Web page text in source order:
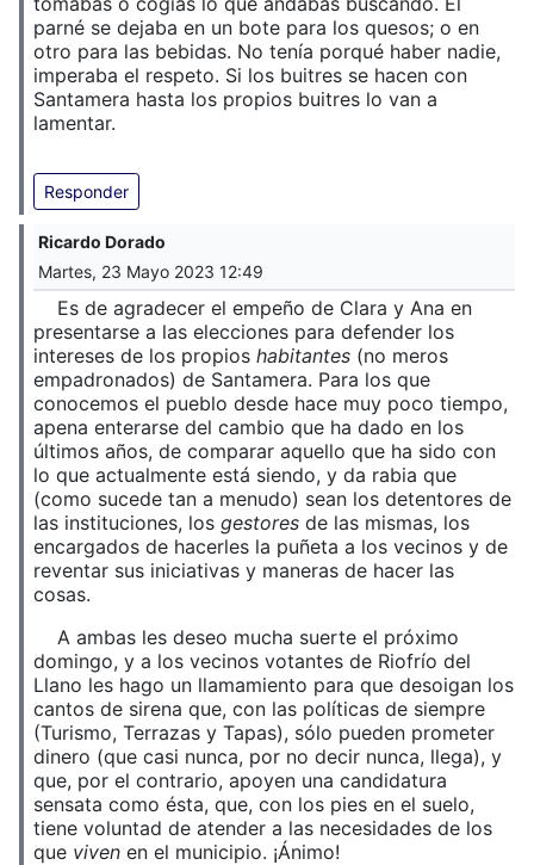
parné se dejaba en un bote para los quesos; o en
otro para las bebidas. No tenía porqué haber nadie,
imperaba el respeto. Si los buitres se hacen con
Santamera hasta los propios buitres lo van a
lamentar.
Responder
Ricardo Dorado
Martes, 23 Mayo 2023 12:49
Es de agradecer el empeño de Clara y Ana en
presentarse a las elecciones para defender los
intereses de los propios habitantes (no meros
empadronados) de Santamera. Para los que
conocemos el pueblo desde hace muy poco tiempo,
apena enterarse del cambio que ha dado en los
últimos años, de comparar aquello que ha sido con
lo que actualmente está siendo, y da rabia que
(como sucede tan a menudo) sean los detentores de
las instituciones, los gestores de las mismas, los
encargados de hacerles la puñeta a los vecinos y de
reventar sus iniciativas y maneras de hacer las
cosas.
A ambas les deseo mucha suerte el próximo
domingo, y a los vecinos votantes de Riofrío del
Llano les hago un llamamiento para que desoigan los
cantos de sirena que, con las políticas de siempre
(Turismo, Terrazas y Tapas), sólo pueden prometer
dinero (que casi nunca, por no decir nunca, llega), y
que, por el contrario, apoyen una candidatura
sensata como ésta, que, con los pies en el suelo,
tiene voluntad de atender a las necesidades de los
que viven en el municipio. ¡Ánimo!